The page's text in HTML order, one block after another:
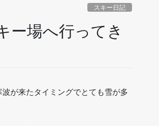
スキー日記
ー場へ行ってき
が来たタイミングでとても雪が多